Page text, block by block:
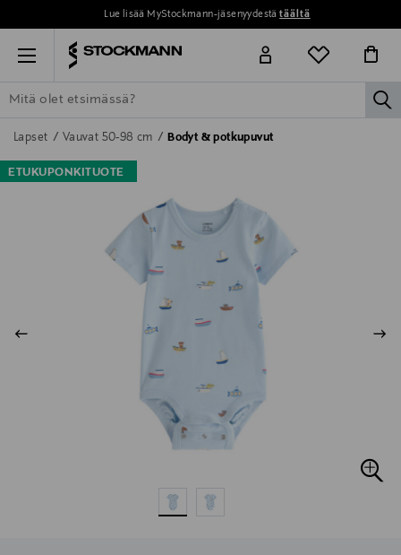
Lue lisää MyStockmann-jäsenyydestätäältä
Menu
ETSI KAIKKI NAISET MIEHET LAPSET
Lapset Vauvat 50-98 cm Bodyt & potkupuvut
ETUKUPONKITUOTE